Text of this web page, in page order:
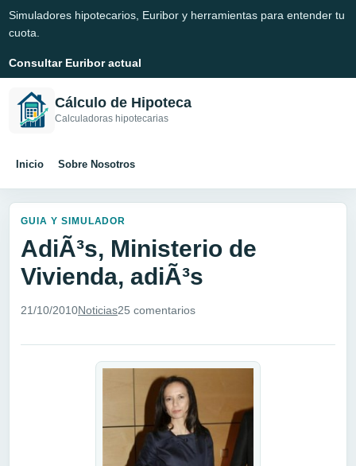
Simuladores hipotecarios, Euribor y herramientas para entender tu
cuota.
Consultar Euribor actual
Cálculo de Hipoteca
Calculadoras hipotecarias
Inicio Sobre Nosotros
GUIA Y SIMULADOR
AdiÃ³s, Ministerio de
Vivienda, adiÃ³s
21/10/2010Noticias25 comentarios